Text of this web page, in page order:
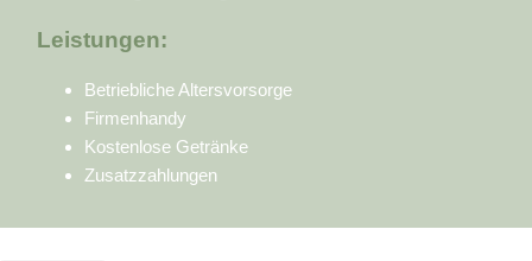
Leistungen:
Betriebliche Altersvorsorge
Firmenhandy
Kostenlose Getränke
Zusatzzahlungen